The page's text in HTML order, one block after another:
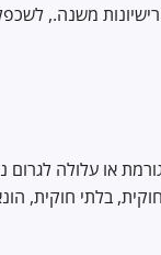
משנה.,
או עלולה לגרום
בלתי חוקית,